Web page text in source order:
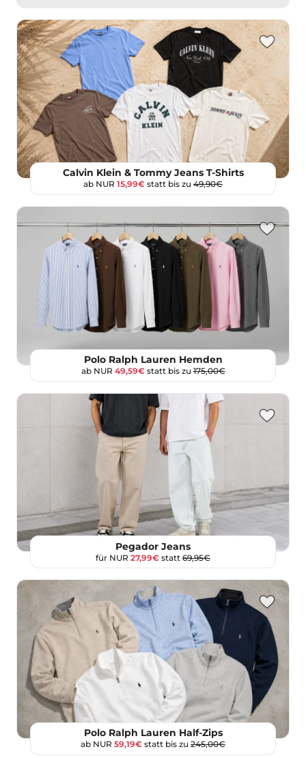
Calvin Klein & Tommy Jeans T-Shirts
ab NUR 15,99€ statt bis zu 49,90€
Polo Ralph Lauren Hemden
ab NUR 49,59€statt bis zu175,00€
Pegador Jeans
für NUR 27,99€ statt 69,95€
Polo Ralph Lauren Half-Zips
ab NUR 59,19€ statt bis zu 245,00€